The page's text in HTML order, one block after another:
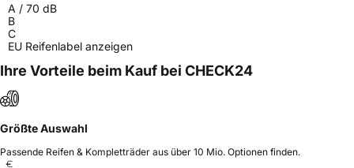
A / 70 dB
B
C
EU Reifenlabel anzeigen
Ihre Vorteile beim Kauf bei CHECK24
Größte Auswahl
Passende Reifen & Kompletträder aus über 10 Mio. Optionen finden.